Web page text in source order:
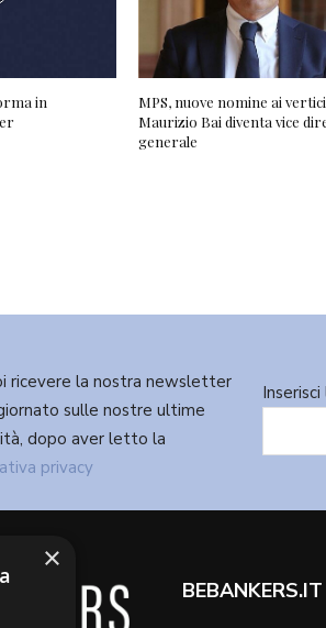
in
MPS, nuove nomine ai
Maurizio Bai diventa vice
generale
ricevere la nostra newsletter
sulle nostre ultime
dopo aver letto la
privacy
BEBANKERS.IT
×